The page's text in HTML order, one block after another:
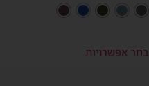
בחר אפשרויות